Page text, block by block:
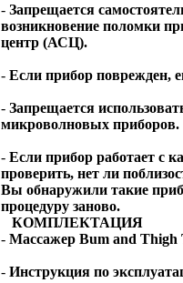
- Запрещается
возникновение поломки
центр (АСЦ).
- Если прибор поврежден,
- Запрещается
микроволновых приборов.
- Если прибор работает с
проверить, нет ли
Вы обнаружили такие
процедуру заново.
КОМПЛЕКТАЦИЯ
- Массажер Bum and Thigh
- Инструкция по